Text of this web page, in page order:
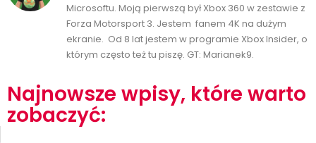
Microsoftu. Moją pierwszą był Xbox 360 w zestawie z
Forza Motorsport 3. Jestem fanem 4K na dużym
ekranie. Od 8 lat jestem w programie Xbox Insider, o
którym często też tu piszę. GT: Marianek9.
Najnowsze wpisy, które warto
zobaczyć: